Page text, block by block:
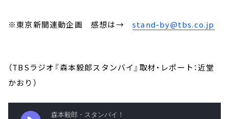
※東京新聞連動企画 感想は→ stand-by@tbs.co.jp
（TBSラジオ『森本毅郎スタンバイ』取材・レポート：近堂
かおり）